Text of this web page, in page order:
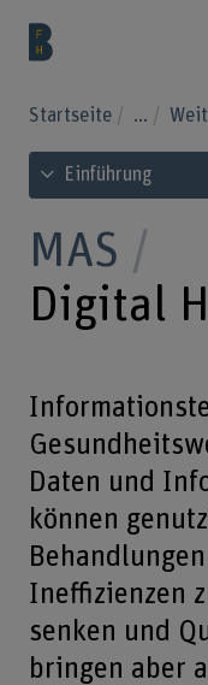
Startseite ...
Inhaltsverzeichnis
Einführung
MAS
Digital
Daten und
können
Ineffizienzen
senken und
bringen aber